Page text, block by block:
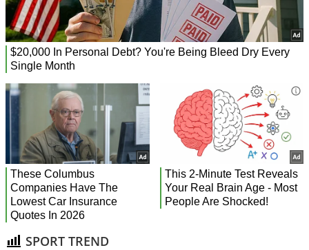
SPORT TREND